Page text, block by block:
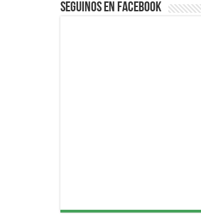
Seguinos en Facebook